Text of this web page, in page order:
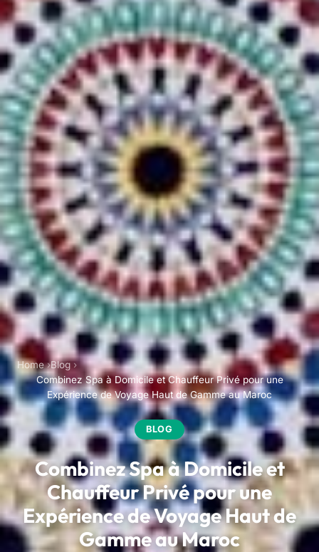
Home Blog
Combinez Spa à Domicile et Chauffeur Privé pour une
Expérience de Voyage Haut de Gamme au Maroc
BLOG
Combinez Spa à Domicile et
Chauffeur Privé pour une
Expérience de Voyage Haut de
Gamme au Maroc